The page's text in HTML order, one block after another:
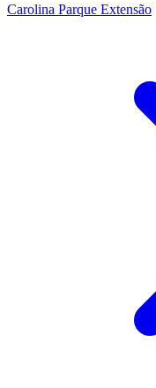
Carolina Parque Extensão